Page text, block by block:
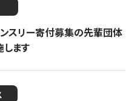
スリー寄付募集の先輩団体
ます